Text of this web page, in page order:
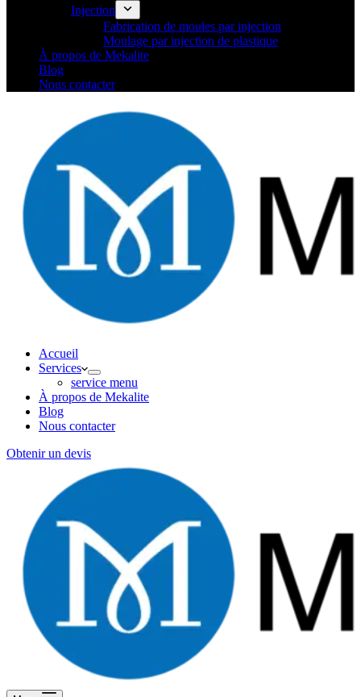
Injection
Fabrication de moules par injection
Moulage par injection de plastique
À propos de Mekalite
Blog
Nous contacter
Accueil
Services
service menu
À propos de Mekalite
Blog
Nous contacter
Obtenir un devis